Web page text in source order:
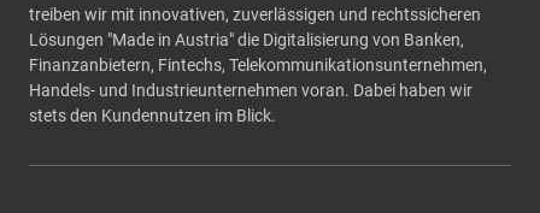
treiben wir mit innovativen, zuverlässigen und rechtssicheren
Lösungen "Made in Austria" die Digitalisierung von Banken,
Finanzanbietern, Fintechs, Telekommunikationsunternehmen,
Handels- und Industrieunternehmen voran. Dabei haben wir
stets den Kundennutzen im Blick.